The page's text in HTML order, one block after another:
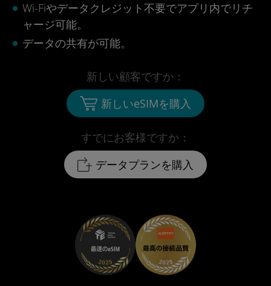
Wi-Fiやデータクレジット不要でアプリ内でリチ
ャージ可能。
データの共有が可能。
すでにお客様ですか：
データプランを購入
新しい顧客ですか：
新しいeSIMを購入